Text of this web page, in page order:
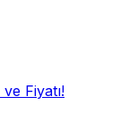
Fiyatı!